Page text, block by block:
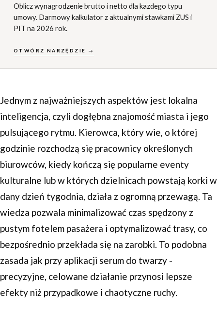
Oblicz wynagrodzenie brutto i netto dla kazdego typu
umowy. Darmowy kalkulator z aktualnymi stawkami ZUS i
PIT na 2026 rok.
OTWÓRZ NARZĘDZIE →
Jednym z najważniejszych aspektów jest lokalna
inteligencja, czyli dogłębna znajomość miasta i jego
pulsującego rytmu. Kierowca, który wie, o której
godzinie rozchodzą się pracownicy określonych
biurowców, kiedy kończą się popularne eventy
kulturalne lub w których dzielnicach powstają korki w
dany dzień tygodnia, działa z ogromną przewagą. Ta
wiedza pozwala minimalizować czas spędzony z
pustym fotelem pasażera i optymalizować trasy, co
bezpośrednio przekłada się na zarobki. To podobna
zasada jak przy aplikacji serum do twarzy -
precyzyjne, celowane działanie przynosi lepsze
efekty niż przypadkowe i chaotyczne ruchy.